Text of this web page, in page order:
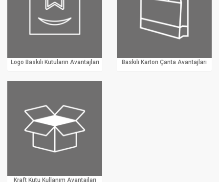
Logo Baskılı Kutuların Avantajları Baskılı Karton Çanta Avantajları
Kraft Kutu Kullanım Avantajları